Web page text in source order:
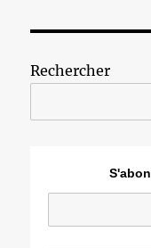
Rechercher